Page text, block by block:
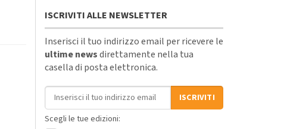
ISCRIVITI ALLE NEWSLETTER
Inserisci il tuo indirizzo email per ricevere le
ultime newsdirettamente nella tua
casella di posta elettronica.
Indirizzo email
ISCRIVITI
Scegli le tue edizioni: